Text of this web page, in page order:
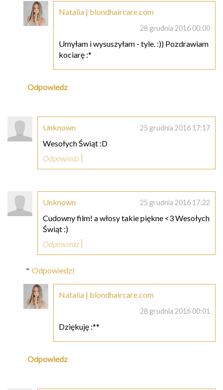
Natalia | blondhaircare.com
28 grudnia 2016 00:00
Umyłam i wysuszyłam - tyle. :)) Pozdrawiam
kociarę :*
Odpowiedz
Unknown 25 grudnia 2016 17:17
Wesołych Świąt :D
Odpowiedz
Unknown 25 grudnia 2016 17:22
Cudowny film! a włosy takie piękne <3 Wesołych
Świąt :)
Odpowiedz
Odpowiedzi
Natalia | blondhaircare.com
28 grudnia 2016 00:01
Dziękuję :**
Odpowiedz